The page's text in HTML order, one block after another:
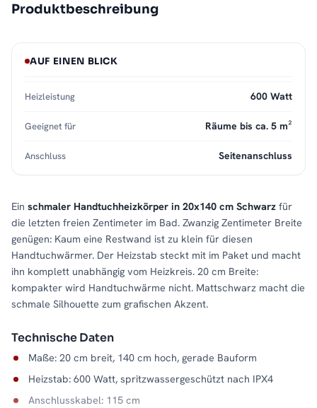
Produktbeschreibung
Ein schmaler Handtuchheizkörper in 20x140 cm Schwarz für
die letzten freien Zentimeter im Bad. Zwanzig Zentimeter Breite
genügen: Kaum eine Restwand ist zu klein für diesen
Handtuchwärmer. Der Heizstab steckt mit im Paket und macht
ihn komplett unabhängig vom Heizkreis. 20 cm Breite:
kompakter wird Handtuchwärme nicht. Mattschwarz macht die
schmale Silhouette zum grafischen Akzent.
Technische Daten
Maße: 20 cm breit, 140 cm hoch, gerade Bauform
Heizstab: 600 Watt, spritzwassergeschützt nach IPX4
Anschlusskabel: 115 cm
AUF EINEN BLICK
Heizleistung 600 Watt
Geeignet für Räume bis ca. 5 m²
Anschluss Seitenanschluss